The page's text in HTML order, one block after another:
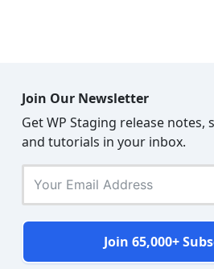
Join Our Newsletter
Get WP Staging release notes,
and tutorials in your inbox.
Join 65,000+